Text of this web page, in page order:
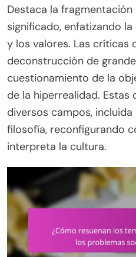
Destaca la
significado, enfatizando
y los valores. Las críticas
deconstrucción de
cuestionamiento de la
de la hiperrealidad. Estas
diversos campos,
filosofía, reconfigurando
interpreta la cultura.